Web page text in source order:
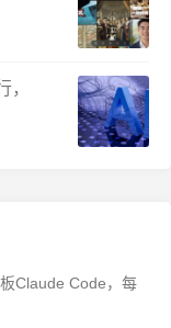
，
Claude Code，每